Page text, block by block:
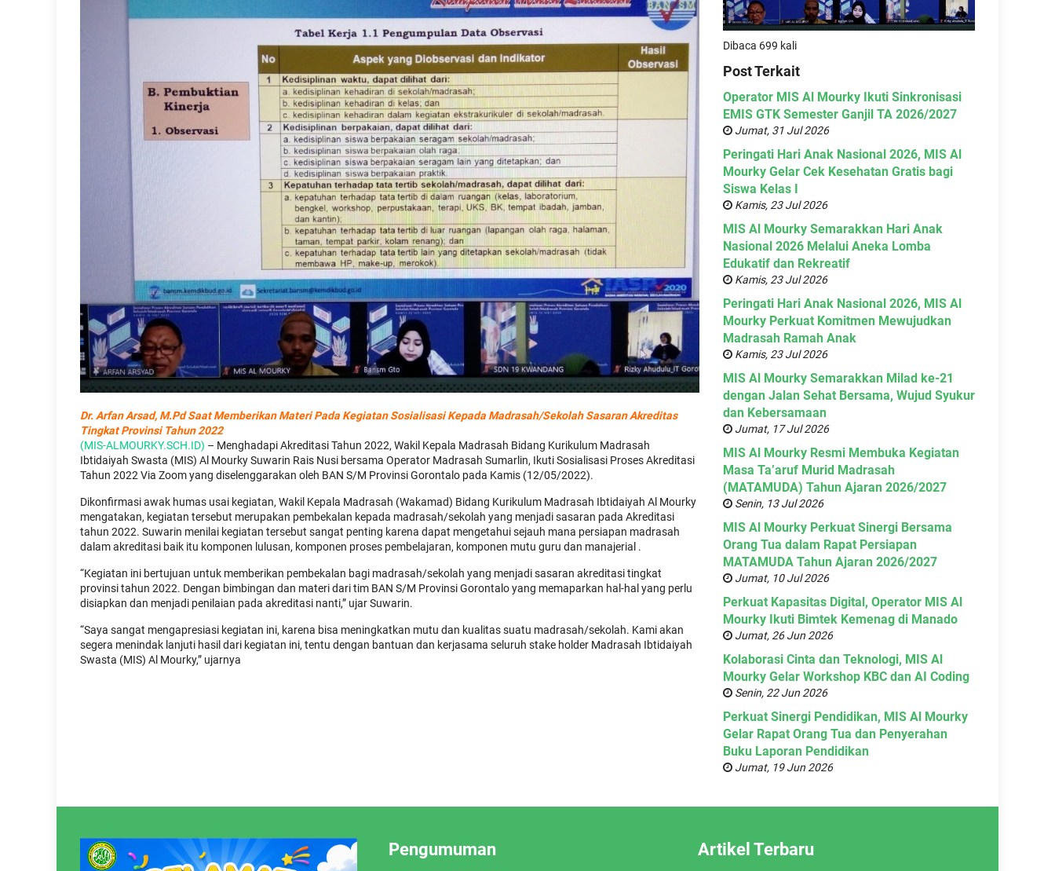
Dr. Arfan Arsad, M.Pd Saat Memberikan Materi Pada Kegiatan Sosialisasi Kepada Madrasah/Sekolah Sasaran Akreditas
Tingkat Provinsi Tahun 2022
(MIS-ALMOURKY.SCH.ID) – Menghadapi Akreditasi Tahun 2022, Wakil Kepala Madrasah Bidang Kurikulum Madrasah
Ibtidaiyah Swasta (MIS) Al Mourky Suwarin Rais Nusi bersama Operator Madrasah Sumarlin, Ikuti Sosialisasi Proses Akreditasi
Tahun 2022 Via Zoom yang diselenggarakan oleh BAN S/M Provinsi Gorontalo pada Kamis (12/05/2022).
Dikonfirmasi awak humas usai kegiatan, Wakil Kepala Madrasah (Wakamad) Bidang Kurikulum Madrasah Ibtidaiyah Al Mourky
mengatakan, kegiatan tersebut merupakan pembekalan kepada madrasah/sekolah yang menjadi sasaran pada Akreditasi
tahun 2022. Suwarin menilai kegiatan tersebut sangat penting karena dapat mengetahui sejauh mana persiapan madrasah
dalam akreditasi baik itu komponen lulusan, komponen proses pembelajaran, komponen mutu guru dan manajerial .
“Kegiatan ini bertujuan untuk memberikan pembekalan bagi madrasah/sekolah yang menjadi sasaran akreditasi tingkat
provinsi tahun 2022. Dengan bimbingan dan materi dari tim BAN S/M Provinsi Gorontalo yang memaparkan hal-hal yang perlu
disiapkan dan menjadi penilaian pada akreditasi nanti,” ujar Suwarin.
“Saya sangat mengapresiasi kegiatan ini, karena bisa meningkatkan mutu dan kualitas suatu madrasah/sekolah. Kami akan
segera menindak lanjuti hasil dari kegiatan ini, tentu dengan bantuan dan kerjasama seluruh stake holder Madrasah Ibtidaiyah
Swasta (MIS) Al Mourky,” ujarnya
Dibaca 699 kali
Post Terkait
Operator MIS Al Mourky Ikuti Sinkronisasi
EMIS GTK Semester Ganjil TA 2026/2027
Jumat, 31 Jul 2026
Peringati Hari Anak Nasional 2026, MIS Al
Mourky Gelar Cek Kesehatan Gratis bagi
Siswa Kelas I
Kamis, 23 Jul 2026
MIS Al Mourky Semarakkan Hari Anak
Nasional 2026 Melalui Aneka Lomba
Edukatif dan Rekreatif
Kamis, 23 Jul 2026
Peringati Hari Anak Nasional 2026, MIS Al
Mourky Perkuat Komitmen Mewujudkan
Madrasah Ramah Anak
Kamis, 23 Jul 2026
MIS Al Mourky Semarakkan Milad ke-21
dengan Jalan Sehat Bersama, Wujud Syukur
dan Kebersamaan
Jumat, 17 Jul 2026
MIS Al Mourky Resmi Membuka Kegiatan
Masa Ta’aruf Murid Madrasah
(MATAMUDA) Tahun Ajaran 2026/2027
Senin, 13 Jul 2026
MIS Al Mourky Perkuat Sinergi Bersama
Orang Tua dalam Rapat Persiapan
MATAMUDA Tahun Ajaran 2026/2027
Jumat, 10 Jul 2026
Perkuat Kapasitas Digital, Operator MIS Al
Mourky Ikuti Bimtek Kemenag di Manado
Jumat, 26 Jun 2026
Kolaborasi Cinta dan Teknologi, MIS Al
Mourky Gelar Workshop KBC dan AI Coding
Senin, 22 Jun 2026
Perkuat Sinergi Pendidikan, MIS Al Mourky
Gelar Rapat Orang Tua dan Penyerahan
Buku Laporan Pendidikan
Jumat, 19 Jun 2026
Pengumuman Artikel Terbaru